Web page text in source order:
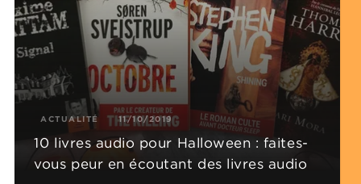
ACTUALITÉ 11/10/2019
10 livres audio pour Halloween : faites-
vous peur en écoutant des livres audio